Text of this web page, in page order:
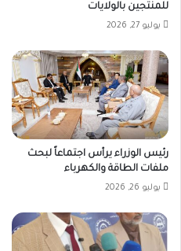
للمنتجين بالولايات
يوليو 27, 2026
رئيس الوزراء يرأس اجتماعاً لبحث
ملفات الطاقة والكهرباء
يوليو 26, 2026